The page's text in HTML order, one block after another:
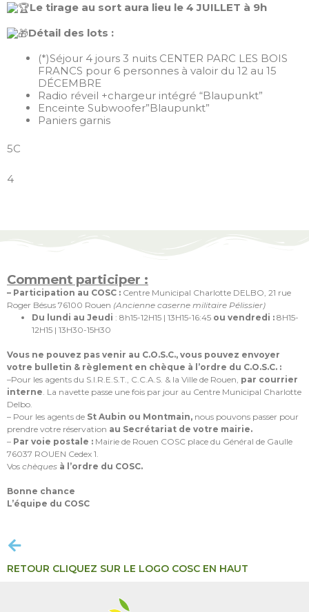
Le tirage au sort aura lieu le 4 JUILLET à 9h
Détail des lots :
(*)Séjour 4 jours 3 nuits CENTER PARC LES BOIS
FRANCS pour 6 personnes à valoir du 12 au 15
DÉCEMBRE
Radio réveil +chargeur intégré “Blaupunkt”
Enceinte Subwoofer”Blaupunkt”
Paniers garnis
5C
4
Comment participer :
– Participation au COSC : Centre Municipal Charlotte DELBO, 21 rue
Roger Bésus 76100 Rouen (Ancienne caserne militaire Pélissier)
Du lundi au Jeudi : 8h15-12H15 | 13H15-16:45 ou vendredi : 8H15-
12H15 | 13H30-15H30
Vous ne pouvez pas venir au C.O.S.C., vous pouvez envoyer
votre bulletin & règlement en chèque à l’ordre du C.O.S.C. :
–Pour les agents du S.I.R.E.S.T., C.C.A.S. & la Ville de Rouen, par courrier
interne. La navette passe une fois par jour au Centre Municipal Charlotte
Delbo.
– Pour les agents de St Aubin ou Montmain, nous pouvons passer pour
prendre votre réservation au Secrétariat de votre mairie.
– Par voie postale : Mairie de Rouen COSC place du Général de Gaulle
76037 ROUEN Cedex 1.
Vos chèques à l’ordre du COSC.
Bonne chance
L’équipe du COSC
RETOUR CLIQUEZ SUR LE LOGO COSC EN HAUT